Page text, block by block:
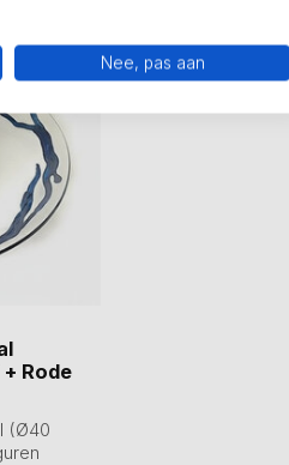
+ Rode
(Ø40
Nee, pas aan